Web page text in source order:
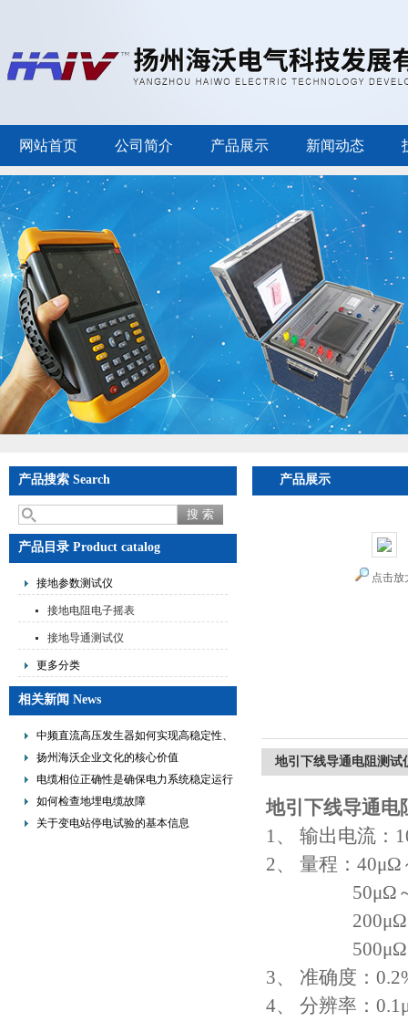
网站首页 公司简介 产品展示 新闻动态
产品搜索 Search
产品目录 Product catalog
接地参数测试仪
接地电阻电子摇表
接地导通测试仪
更多分类
相关新闻 News
中频直流高压发生器如何实现高稳定性、
低纹波与便携式设计？
扬州海沃企业文化的核心价值
电缆相位正确性是确保电力系统稳定运行
的重要措施
如何检查地埋电缆故障
关于变电站停电试验的基本信息
产品展示
点击放
地引下线导通电阻测试
地引下线导通电
1、 输出电流：
2、 量程：
50μΩ～
200μΩ～
500μΩ～
3、 准确度：
4、 分辨率：